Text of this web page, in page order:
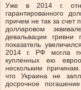
Уже в 2014 г.
гарантированного
причем не так за счет
долларовом
девальвации
показатель
2014 г. РФ могла
купленных ею
нескольким
что Украина не
досрочное